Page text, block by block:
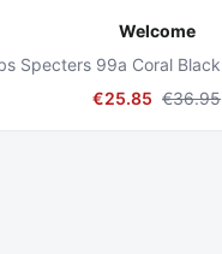
Welcome
€25.85 €36.95